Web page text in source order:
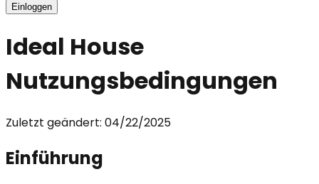
Einloggen
Ideal House
Nutzungsbedingungen
Zuletzt geändert: 04/22/2025
Einführung